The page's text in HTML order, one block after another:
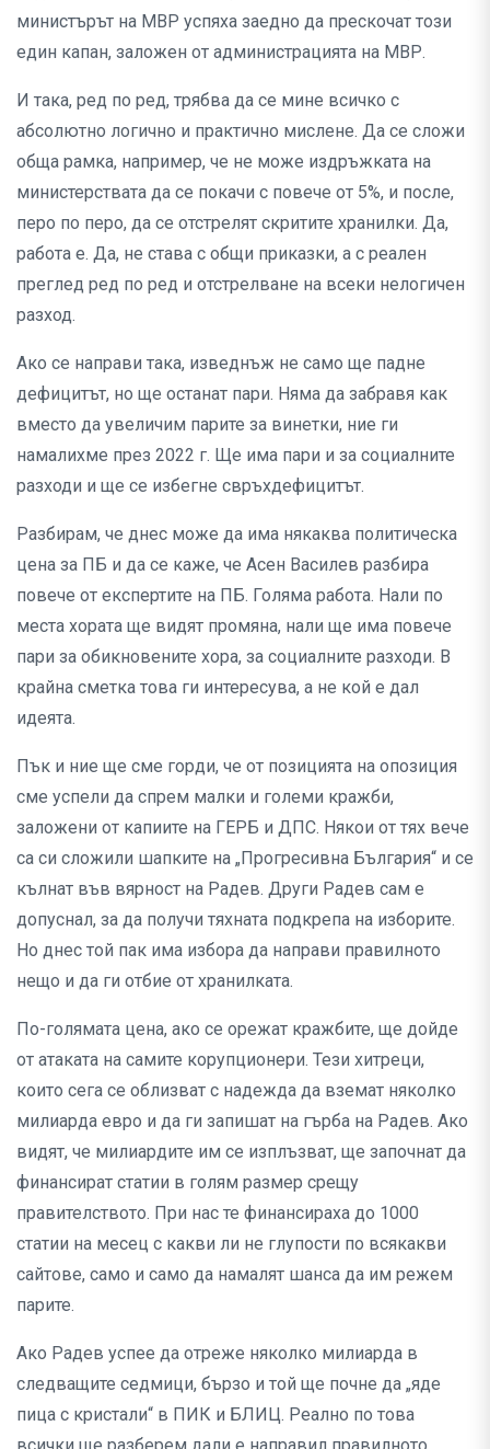
министърът на МВР успяха заедно да прескочат този
един капан, заложен от администрацията на МВР.
И така, ред по ред, трябва да се мине всичко с
абсолютно логично и практично мислене. Да се сложи
обща рамка, например, че не може издръжката на
министерствата да се покачи с повече от 5%, и после,
перо по перо, да се отстрелят скритите хранилки. Да,
работа е. Да, не става с общи приказки, а с реален
преглед ред по ред и отстрелване на всеки нелогичен
разход.
Ако се направи така, изведнъж не само ще падне
дефицитът, но ще останат пари. Няма да забравя как
вместо да увеличим парите за винетки, ние ги
намалихме през 2022 г. Ще има пари и за социалните
разходи и ще се избегне свръхдефицитът.
Разбирам, че днес може да има някаква политическа
цена за ПБ и да се каже, че Асен Василев разбира
повече от експертите на ПБ. Голяма работа. Нали по
места хората ще видят промяна, нали ще има повече
пари за обикновените хора, за социалните разходи. В
крайна сметка това ги интересува, а не кой е дал
идеята.
Пък и ние ще сме горди, че от позицията на опозиция
сме успели да спрем малки и големи кражби,
заложени от капиите на ГЕРБ и ДПС. Някои от тях вече
са си сложили шапките на „Прогресивна България“ и се
кълнат във вярност на Радев. Други Радев сам е
допуснал, за да получи тяхната подкрепа на изборите.
Но днес той пак има избора да направи правилното
нещо и да ги отбие от хранилката.
По-голямата цена, ако се орежат кражбите, ще дойде
от атаката на самите корупционери. Тези хитреци,
които сега се облизват с надежда да вземат няколко
милиарда евро и да ги запишат на гърба на Радев. Ако
видят, че милиардите им се изплъзват, ще започнат да
финансират статии в голям размер срещу
правителството. При нас те финансираха до 1000
статии на месец с какви ли не глупости по всякакви
сайтове, само и само да намалят шанса да им режем
парите.
Ако Радев успее да отреже няколко милиарда в
следващите седмици, бързо и той ще почне да „яде
пица с кристали“ в ПИК и БЛИЦ. Реално по това